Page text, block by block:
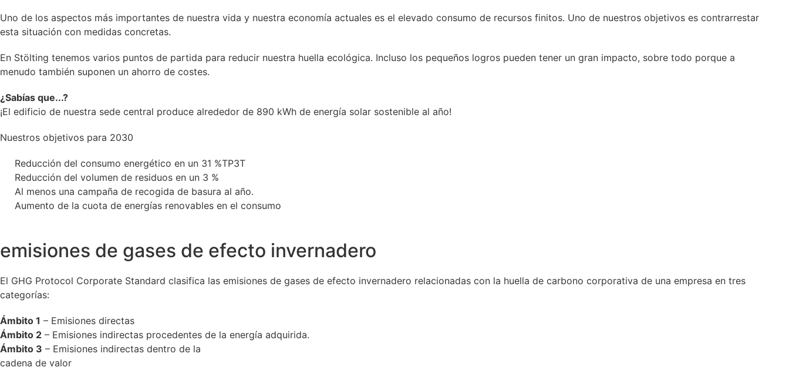
Uno de los aspectos más importantes de nuestra vida y nuestra economía actuales es el elevado consumo de recursos finitos. Uno de nuestros objetivos es contrarrestar
esta situación con medidas concretas.
En Stölting tenemos varios puntos de partida para reducir nuestra huella ecológica. Incluso los pequeños logros pueden tener un gran impacto, sobre todo porque a
menudo también suponen un ahorro de costes.
¿Sabías que...?
¡El edificio de nuestra sede central produce alrededor de 890 kWh de energía solar sostenible al año!
Nuestros objetivos para 2030
Reducción del consumo energético en un 31 %TP3T
Reducción del volumen de residuos en un 3 %
Al menos una campaña de recogida de basura al año.
Aumento de la cuota de energías renovables en el consumo
emisiones de gases de efecto invernadero
El GHG Protocol Corporate Standard clasifica las emisiones de gases de efecto invernadero relacionadas con la huella de carbono corporativa de una empresa en tres
categorías:
Ámbito 1 – Emisiones directas
Ámbito 2 – Emisiones indirectas procedentes de la energía adquirida.
Ámbito 3 – Emisiones indirectas dentro de la
cadena de valor